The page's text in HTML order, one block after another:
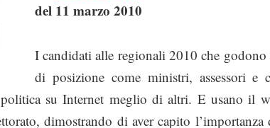
del 11 marzo 2010
I candidati alle regionali 2010 che
di posizione come ministri, assessori e
su Internet meglio di altri. E usano il
dimostrando di aver capito l’importanza